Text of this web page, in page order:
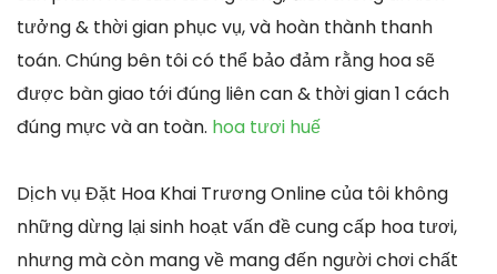
tưởng & thời gian phục vụ, và hoàn thành thanh
toán. Chúng bên tôi có thể bảo đảm rằng hoa sẽ
được bàn giao tới đúng liên can & thời gian 1 cách
đúng mực và an toàn. hoa tươi huế
Dịch vụ Đặt Hoa Khai Trương Online của tôi không
những dừng lại sinh hoạt vấn đề cung cấp hoa tươi,
nhưng mà còn mang về mang đến người chơi chất